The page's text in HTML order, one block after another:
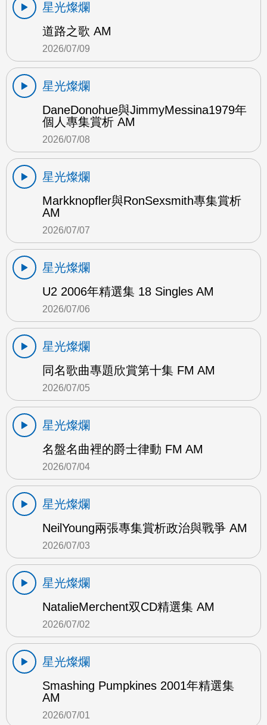
星光燦爛
道路之歌 AM
2026/07/09
星光燦爛
DaneDonohue與JimmyMessina1979年
個人專集賞析 AM
2026/07/08
星光燦爛
Markknopfler與RonSexsmith專集賞析
AM
2026/07/07
星光燦爛
U2 2006年精選集 18 Singles AM
2026/07/06
星光燦爛
同名歌曲專題欣賞第十集 FM AM
2026/07/05
星光燦爛
名盤名曲裡的爵士律動 FM AM
2026/07/04
星光燦爛
NeilYoung兩張專集賞析政治與戰爭 AM
2026/07/03
星光燦爛
NatalieMerchent双CD精選集 AM
2026/07/02
星光燦爛
Smashing Pumpkines 2001年精選集
AM
2026/07/01